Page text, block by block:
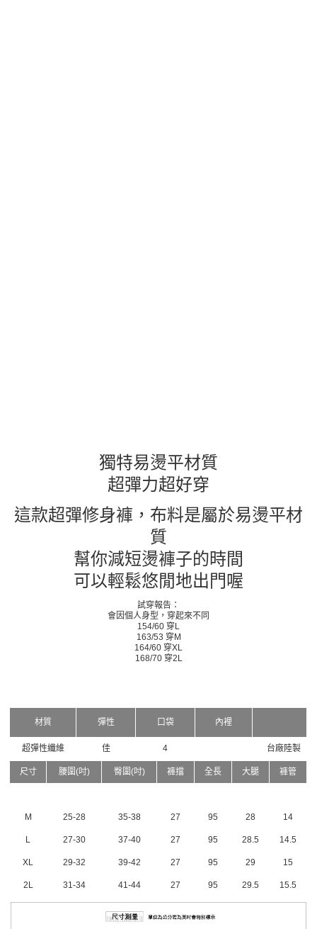
獨特易燙平材質
超彈力超好穿
這款超彈修身褲，布料是屬於易燙平材
質
幫你減短燙褲子的時間
可以輕鬆悠閒地出門喔
試穿報告：
會因個人身型，穿起來不同
154/60 穿L
163/53 穿M
164/60 穿XL
168/70 穿2L
材質 彈性 口袋 內裡
超彈性纖維 佳 4 台廠陸製
尺寸 腰圍(吋) 臀圍(吋) 褲擋 全長 大腿 褲管
M 25-28 35-38 27 95 28 14
L 27-30 37-40 27 95 28.5 14.5
XL 29-32 39-42 27 95 29 15
2L 31-34 41-44 27 95 29.5 15.5